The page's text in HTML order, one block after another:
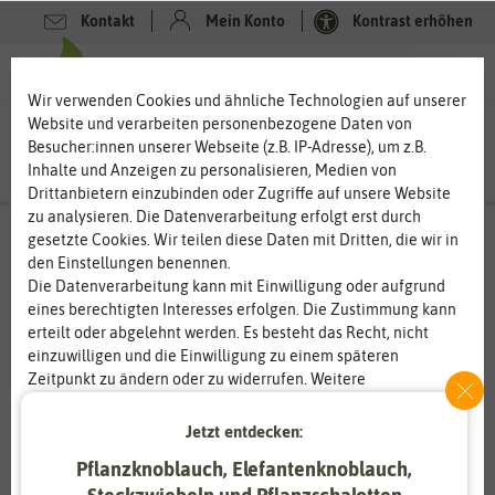
Kontakt Mein Konto Kontrast erhöhen
-20%
Wir verwenden Cookies und ähnliche Technologien auf unserer
Website und verarbeiten personenbezogene Daten von
Besucher:innen unserer Webseite (z.B. IP-Adresse), um z.B.
Inhalte und Anzeigen zu personalisieren, Medien von
Drittanbietern einzubinden oder Zugriffe auf unsere Website
zu analysieren. Die Datenverarbeitung erfolgt erst durch
gesetzte Cookies. Wir teilen diese Daten mit Dritten, die wir in
den Einstellungen benennen.
Die Datenverarbeitung kann mit Einwilligung oder aufgrund
eines berechtigten Interesses erfolgen. Die Zustimmung kann
erteilt oder abgelehnt werden. Es besteht das Recht, nicht
einzuwilligen und die Einwilligung zu einem späteren
Zeitpunkt zu ändern oder zu widerrufen. Weitere
Informationen zur Verwendung personenbezogener Daten und
den Diensten erklären wir in unsererDaten­schutz­erklärung
Essenziell Statistik
Jetzt entdecken:
Pflanzknoblauch, Elefantenknoblauch,